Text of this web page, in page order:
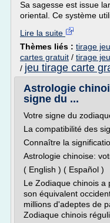
Sa sagesse est issue
oriental. Ce système
Lire la suite
Thèmes liés : tirage
cartes gratuit / tirage
/ jeu tirage carte
Astrologie
signe du ...
Votre signe du
La compatibilité des
Connaître la
Astrologie chinoise:
( English ) ( Español )
Le Zodiaque chinois a
son équivalent
millions d'adeptes de
Zodiaque chinois